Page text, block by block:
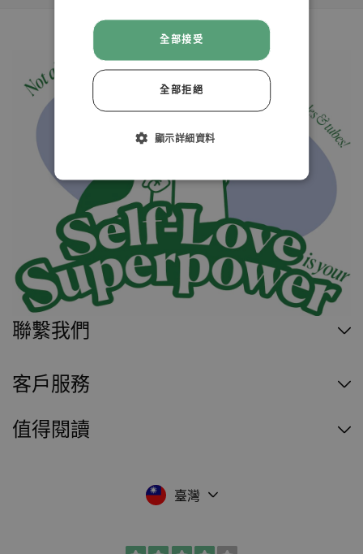
拒絕
接受
聯繫我們
客戶服務
值得閱讀
臺灣
全部接受
全部拒絕
顯示詳細資料